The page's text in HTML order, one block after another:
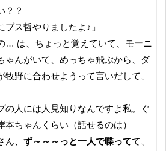
？？
ブス哲やりましたよ♪」
… は、ちょっと覚えていて、モーニ
ゃんがいて、めっちゃ飛ぶから、ダ
牧野に合わせようって言いだして、
の人には人見知りなんですよ私。ぐ
本ちゃんくらい（話せるのは）
、 ず～～～っと一人で喋ってて、